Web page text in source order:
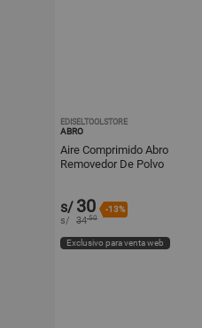
EDISELTOOLSTORE
ABRO
Aire Comprimido Abro
Removedor De Polvo
s/ 30 -13%
s/ 34.50
Exclusivo para venta web